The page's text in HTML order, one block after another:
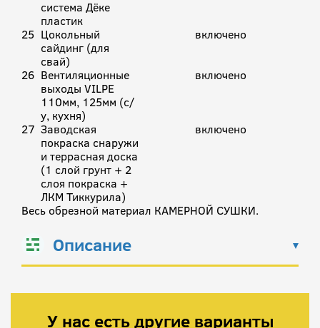
система Дёке
пластик
25 Цокольный
сайдинг (для
свай)
включено
26 Вентиляционные
выходы VILPE
110мм, 125мм (с/
у, кухня)
включено
27 Заводская
покраска снаружи
и террасная доска
(1 слой грунт + 2
слоя покраска +
ЛКМ Тиккурила)
включено
Весь обрезной материал КАМЕРНОЙ СУШКИ.
Описание
У нас есть другие варианты